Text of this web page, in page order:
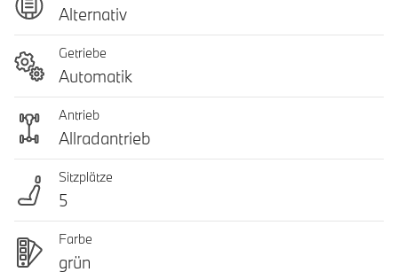
Alternativ
Getriebe
Automatik
Antrieb
Allradantrieb
Sitzplätze
5
Farbe
grün